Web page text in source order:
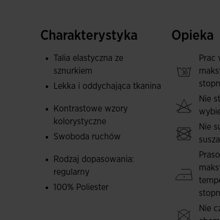
Wykonane z lekkiego materiału, który
przez cały czas. Spodenki są wygodne,
Wysoce odporne na zużycie, przetarcia i
Sportowy, podstawowy i prosty design z
Wyszywane logo Joma w stylu eleganckim.
Charakterystyka
Talia elastyczna ze
sznurkiem
Lekka i oddychająca tkanina
Kontrastowe wzory
kolorystyczne
Swoboda ruchów
Rodzaj dopasowania:
regularny
100% Poliester
Opieka
Prac
Nie
Nie
Nie